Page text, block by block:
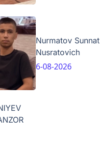
Nurmatov Sunnat
Nusratovich
6-08-2026